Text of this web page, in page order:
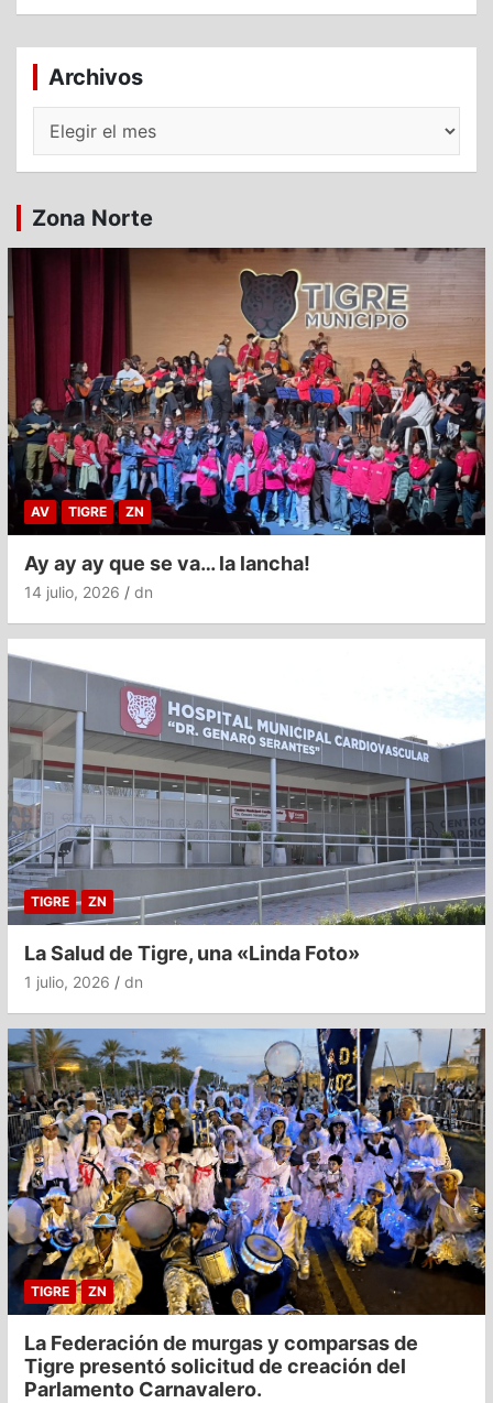
Archivos
Archivos
Zona Norte
AV TIGRE ZN
Ay ay ay que se va… la lancha!
14 julio, 2026 dn
TIGRE ZN
La Salud de Tigre, una «Linda Foto»
1 julio, 2026 dn
TIGRE ZN
La Federación de murgas y comparsas de
Tigre presentó solicitud de creación del
Parlamento Carnavalero.